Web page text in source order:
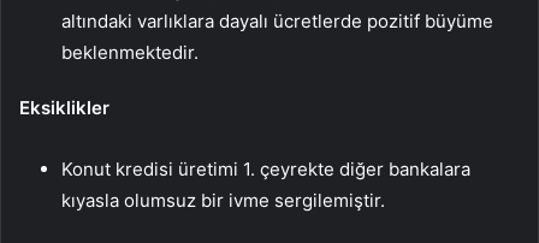
altındaki varlıklara dayalı ücretlerde pozitif büyüme
beklenmektedir.
Eksiklikler
Konut kredisi üretimi 1. çeyrekte diğer bankalara
kıyasla olumsuz bir ivme sergilemiştir.